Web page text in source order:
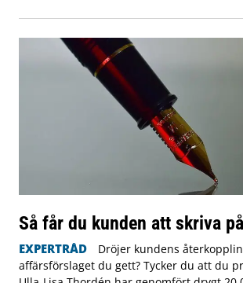
Så får du kunden att skriva på
EXPERTRÅD
Dröjer kundens
affärsförslaget du gett? Tycker du att du